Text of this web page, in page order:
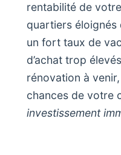
rentabilité de
quartiers éloignés
un fort taux de
d’achat trop
rénovation à
chances de votre
investissement